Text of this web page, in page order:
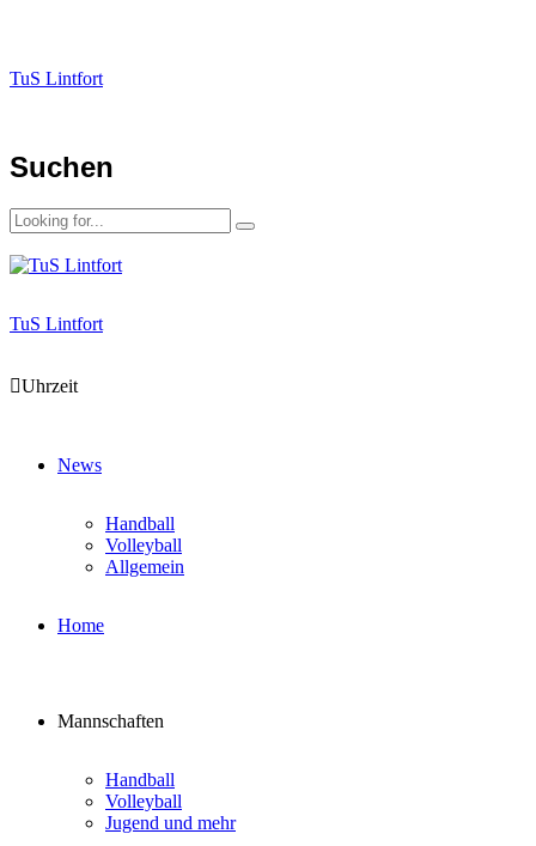
TuS Lintfort
Suchen
TuS Lintfort
Uhrzeit
News
Handball
Volleyball
Allgemein
Home
Mannschaften
Handball
Volleyball
Jugend und mehr